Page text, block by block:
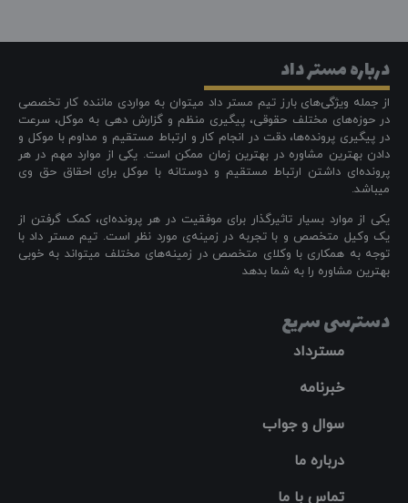
درباره مستر داد
از جمله ویژگی‌های بارز تیم مستر داد میتوان به مواردی ماننده کار تخصصی
در حوزه‌های مختلف حقوقی، پیگیری منظم و گزارش دهی به موکل، سرعت
در پیگیری پرونده‌ها، دقت در انجام کار و ارتباط مستقیم و مداوم با موکل و
دادن بهترین مشاوره در بهترین زمان ممکن است. یکی از موارد مهم در هر
پرونده‌ای داشتن ارتباط مستقیم و دوستانه با موکل برای احقاق حق وی
میباشد.
یکی از موارد بسیار تاثیرگذار برای موفقیت در هر پرونده‌ای، کمک گرفتن از
یک وکیل متخصص و با تجربه در زمینه‌ی مورد نظر است. تیم مستر داد با
توجه به همکاری با وکلای متخصص در زمینه‌های مختلف میتواند به خوبی
بهترین مشاوره را به شما بدهد
دسترسی سریع
مسترداد
خبرنامه
سوال و جواب
درباره ما
تماس با ما